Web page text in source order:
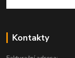
Kontakty